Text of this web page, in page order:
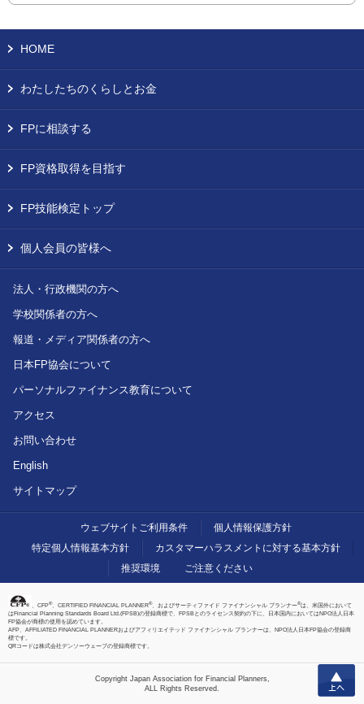
HOME
わたしたちのくらしとお金
FPに相談する
FP資格取得を目指す
FP技能検定トップ
個人会員の皆様へ
法人・行政機関の方へ
学校関係者の方へ
報道・メディア関係者の方へ
日本FP協会について
パーソナルファイナンス教育について
アクセス
お問い合わせ
English
サイトマップ
ウェブサイトご利用条件
個人情報保護方針
特定個人情報基本方針
カスタマーハラスメントに対する基本方針
推奨環境
ご注意ください
、CFP®、CERTIFIED FINANCIAL PLANNER®、およびサーティファイド ファイナンシャル プランナー®は、米国外において
はFinancial Planning Standards Board Ltd.(FPSB)の登録商標で、FPSBとのライセンス契約の下に、日本国内においてはNPO法人日本
FP協会が商標の使用を認めています。
AFP、AFFILIATED FINANCIAL PLANNERおよびアフィリエイテッド ファイナンシャル プランナーは、NPO法人日本FP協会の登録商
標です。
QRコードは株式会社デンソーウェーブの登録商標です。
Copyright Japan Association for Financial Planners,
ALL Rights Reserved.